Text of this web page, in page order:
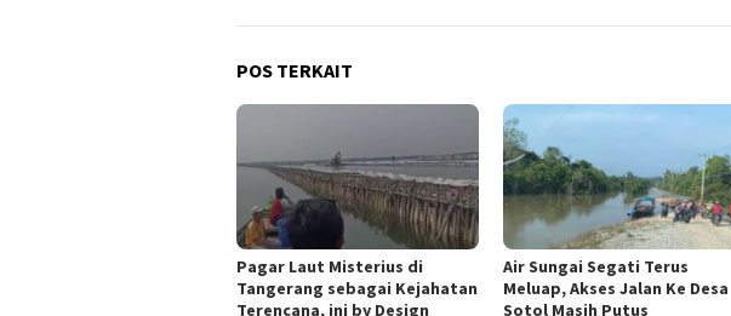
POS TERKAIT
Pagar Laut Misterius di
Tangerang sebagai Kejahatan
Terencana, ini by Design
Air Sungai Segati Terus
Meluap, Akses Jalan Ke Desa
Sotol Masih Putus